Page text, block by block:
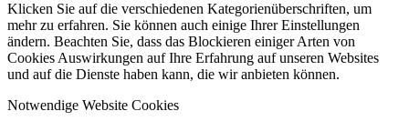
Klicken Sie auf die verschiedenen Kategorienüberschriften, um
mehr zu erfahren. Sie können auch einige Ihrer Einstellungen
ändern. Beachten Sie, dass das Blockieren einiger Arten von
Cookies Auswirkungen auf Ihre Erfahrung auf unseren Websites
und auf die Dienste haben kann, die wir anbieten können.
Notwendige Website Cookies